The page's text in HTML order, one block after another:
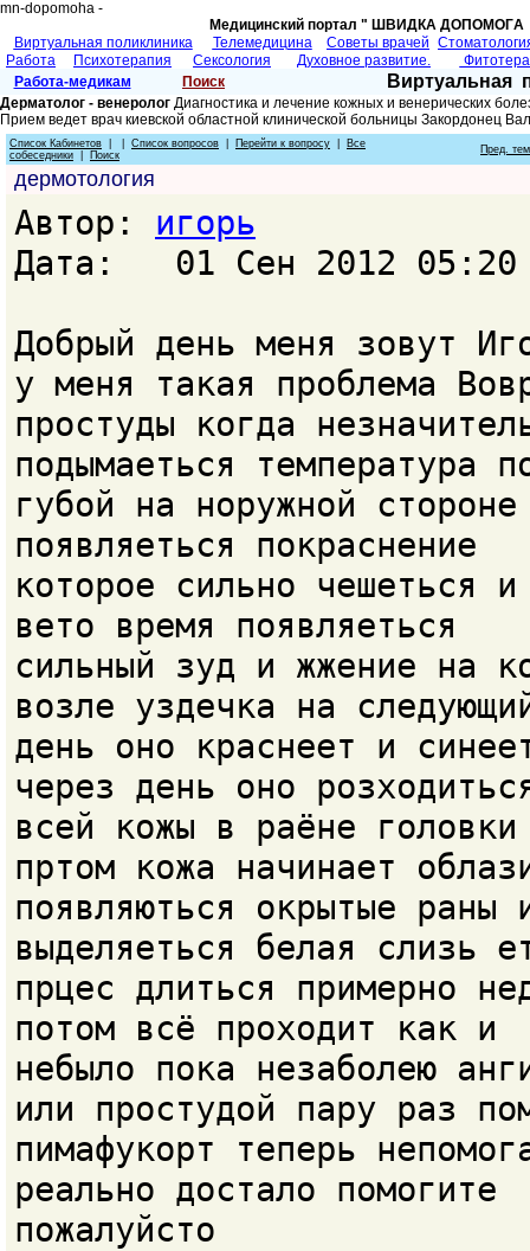
mn-dopomoha -
Медицинский портал " ШВИДКА
Виртуальная поликлиника
Телемедицина Советы врачей
Работа
Психотерапия Сексология Духовное развитие.
Работа-медикам
Поиск Виртуальная
Дерматолог - венеролог Диагностика и лечение кожных и венерических
Прием ведет врач киевской областной клинической больницы Закордонец
Список Кабинетов Список вопросов Перейти к вопросу
Все
собеседники
Поиск Пред.
дермотология
Автор: игорь
Дата: 01 Сен 2012 05:20
Добрый день меня зовут
у меня такая проблема
простуды когда
подымаеться температура
губой на норужной стороне
появляеться покраснение
которое сильно чешеться и
вето время появляеться
сильный зуд и жжение на
возле уздечка на
день оно краснеет и
через день оно
всей кожы в раёне головки
пртом кожа начинает
появляються окрытые раны
выделяеться белая слизь
прцес длиться примерно
потом всё проходит как и
небыло пока незаболею
или простудой пару раз
пимафукорт теперь
реально достало помогите
пожалуйсто